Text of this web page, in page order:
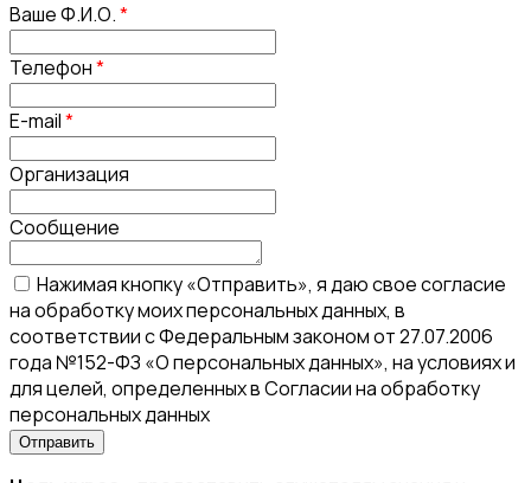
Ваше Ф.И.О.*
Телефон*
E-mail*
Организация
Сообщение
Нажимая кнопку «Отправить», я даю свое согласие
на обработку моих персональных данных, в
соответствии с Федеральным законом от 27.07.2006
года №152-ФЗ «О персональных данных», на условиях и
для целей, определенных в Согласии на обработку
персональных данных